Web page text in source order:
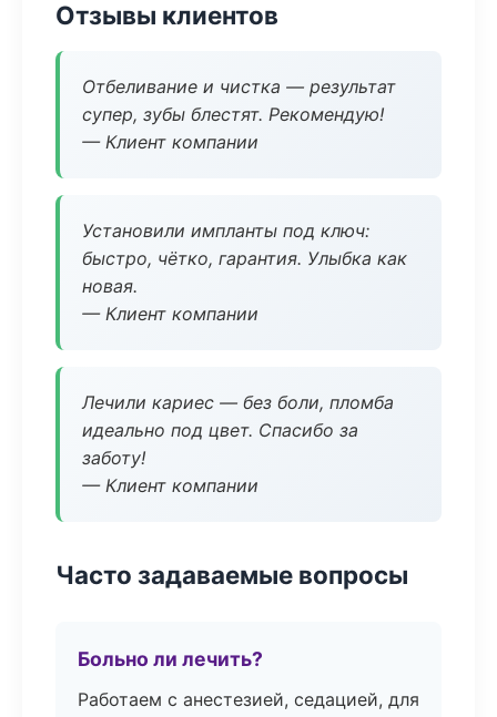
Отзывы клиентов
Отбеливание и чистка — результат
супер, зубы блестят. Рекомендую!
— Клиент компании
Установили импланты под ключ:
быстро, чётко, гарантия. Улыбка как
новая.
— Клиент компании
Лечили кариес — без боли, пломба
идеально под цвет. Спасибо за
заботу!
— Клиент компании
Часто задаваемые вопросы
Больно ли лечить?
Работаем с анестезией, седацией, для